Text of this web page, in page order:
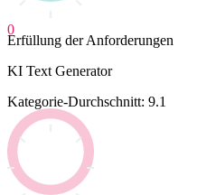
0
Erfüllung der Anforderungen
KI Text Generator
Kategorie-Durchschnitt: 9.1